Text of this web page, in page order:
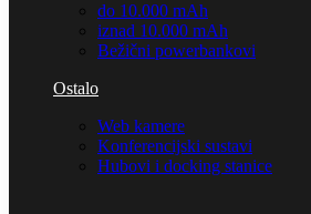
do 10.000 mAh
iznad 10.000 mAh
Bežični powerbankovi
Ostalo
Web kamere
Konferencijski sustavi
Hubovi i docking stanice